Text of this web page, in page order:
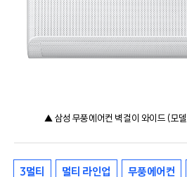
▲ 삼성 무풍에어컨 벽걸이 와이드 (모
3멀티 멀티 라인업 무풍에어컨